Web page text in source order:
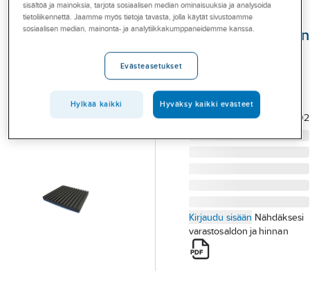
Konseptit
Palvelut
A-COLLECTION
Tärinänvaimennin
a-collection
TÄRINÄNVAIMENNIN
100X100X8
Tuotenumero 7008737
tuotenumero:
6652902
Kirjaudu sisään Nähdäksesi
varastosaldon ja hinnan
sisältöä ja mainoksia, tarjota sosiaalisen median ominaisuuksia ja analysoida
tietoliikennettä. Jaamme myös tietoja tavasta, jolla käytät sivustoamme
sosiaalisen median, mainonta- ja analytiikkakumppaneidemme kanssa.
Evästeasetukset
Hylkää kaikki Hyväksy kaikki evästeet